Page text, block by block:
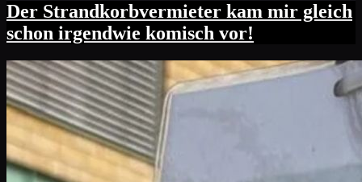
Der Strandkorbvermieter kam mir gleich
schon irgendwie komisch vor!